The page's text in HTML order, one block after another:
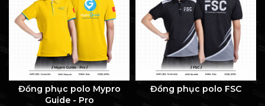
Đồng phục polo Mypro
Guide - Pro
Đồng phục polo FSC